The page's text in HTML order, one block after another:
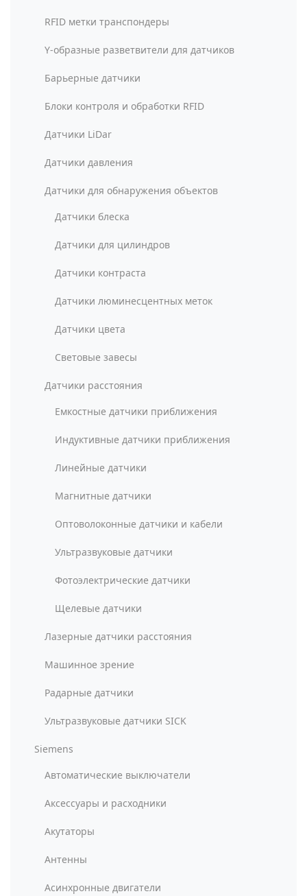
RFID метки транспондеры
Y-образные разветвители для датчиков
Барьерные датчики
Блоки контроля и обработки RFID
Датчики LiDar
Датчики давления
Датчики для обнаружения объектов
Датчики блеска
Датчики для цилиндров
Датчики контраста
Датчики люминесцентных меток
Датчики цвета
Световые завесы
Датчики расстояния
Емкостные датчики приближения
Индуктивные датчики приближения
Линейные датчики
Магнитные датчики
Оптоволоконные датчики и кабели
Ультразвуковые датчики
Фотоэлектрические датчики
Щелевые датчики
Лазерные датчики расстояния
Машинное зрение
Радарные датчики
Ультразвуковые датчики SICK
Siemens
Автоматические выключатели
Аксессуары и расходники
Акутаторы
Антенны
Асинхронные двигатели